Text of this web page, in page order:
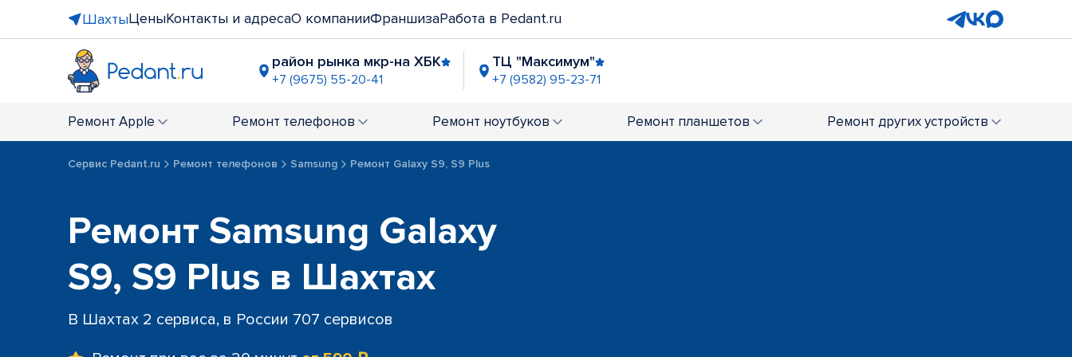
ШахтыЦеныКонтакты и адресаО компанииФраншизаРабота в Pedant.ru
район рынка мкр-на ХБК
+7 (9675) 55-20-41
ТЦ "Максимум"
+7 (9582) 95-23-71
Ремонт Apple Ремонт телефонов Ремонт ноутбуков Ремонт планшетов Ремонт других устройств
Сервис Pedant.ru Ремонт телефонов Samsung Ремонт Galaxy S9, S9 Plus
Ремонт Samsung Galaxy
S9, S9 Plus в Шахтах
В Шахтах 2 сервиса, в России 707 сервисов